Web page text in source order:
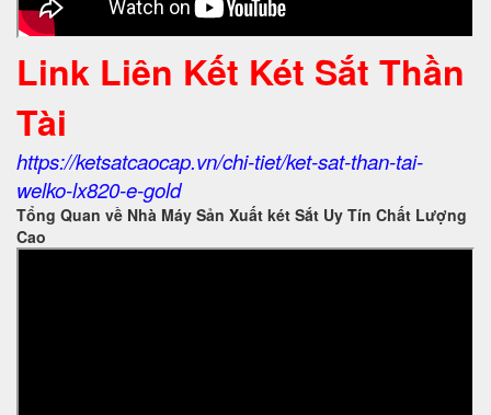
Link Liên Kết Két Sắt Thần
Tài
https://ketsatcaocap.vn/chi-tiet/ket-sat-than-tai-
welko-lx820-e-gold
Tổng Quan về Nhà Máy Sản Xuất két Sắt Uy Tín Chất Lượng
Cao